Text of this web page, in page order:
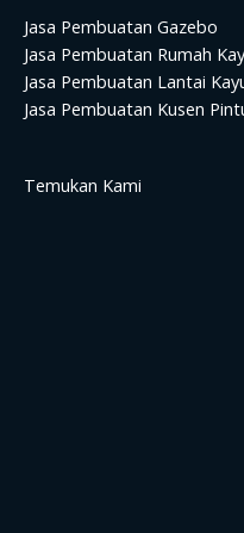
Jasa Pembuatan Gazebo
Jasa Pembuatan Rumah
Jasa Pembuatan Lantai
Jasa Pembuatan Kusen
Temukan Kami